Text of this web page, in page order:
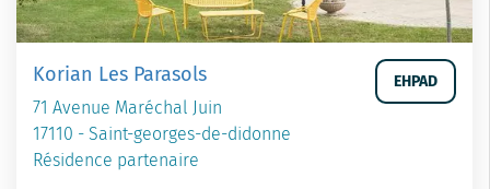
Korian Les Parasols
71 Avenue Maréchal Juin
17110 - Saint-georges-de-didonne
Résidence partenaire
EHPAD